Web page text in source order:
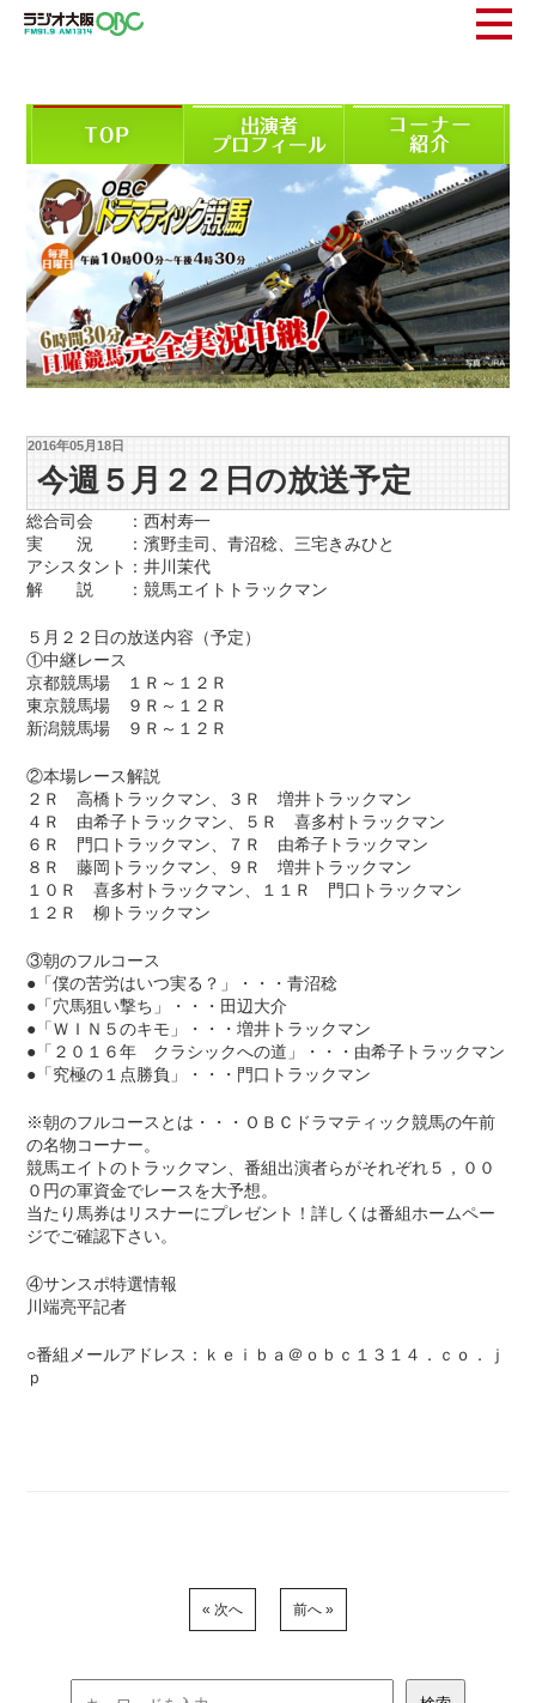
2016年05月18日
今週５月２２日の放送予定
総合司会 ：西村寿一
実 況 ：濱野圭司、青沼稔、三宅きみひと
アシスタント：井川茉代
解 説 ：競馬エイトトラックマン
５月２２日の放送内容（予定）
①中継レース
京都競馬場 １Ｒ～１２Ｒ
東京競馬場 ９Ｒ～１２Ｒ
新潟競馬場 ９Ｒ～１２Ｒ
②本場レース解説
２Ｒ 高橋トラックマン、３Ｒ 増井トラックマン
４Ｒ 由希子トラックマン、５Ｒ 喜多村トラックマン
６Ｒ 門口トラックマン、７Ｒ 由希子トラックマン
８Ｒ 藤岡トラックマン、９Ｒ 増井トラックマン
１０Ｒ 喜多村トラックマン、１１Ｒ 門口トラックマン
１２Ｒ 柳トラックマン
③朝のフルコース
●「僕の苦労はいつ実る？」・・・青沼稔
●「穴馬狙い撃ち」・・・田辺大介
●「ＷＩＮ５のキモ」・・・増井トラックマン
●「２０１６年 クラシックへの道」・・・由希子トラックマン
●「究極の１点勝負」・・・門口トラックマン
※朝のフルコースとは・・・ＯＢＣドラマティック競馬の午前
の名物コーナー。
競馬エイトのトラックマン、番組出演者らがそれぞれ５，００
０円の軍資金でレースを大予想。
当たり馬券はリスナーにプレゼント！詳しくは番組ホームペー
ジでご確認下さい。
④サンスポ特選情報
川端亮平記者
○番組メールアドレス：ｋｅｉｂａ＠ｏｂｃ１３１４．ｃｏ．ｊ
ｐ
« 次へ 前へ »